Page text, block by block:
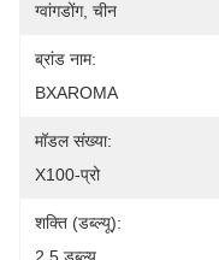
ग्वांगडोंग, चीन
ब्रांड नाम:
BXAROMA
मॉडल संख्या:
X100-प्रो
शक्ति (डब्ल्यू):